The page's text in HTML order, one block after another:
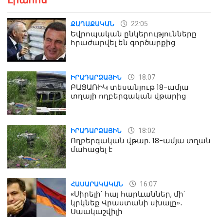
ՔԱՂԱՔԱԿԱՆ 22:05
Եվրոպական ընկերությունները
հրաժարվել են գործարքից
ԻՐԱԴԱՐՁԱՅԻՆ 18:07
ԲԱՑԱՌԻԿ տեսանյութ 18-ամյա
տղայի ողբերգական վթարից
ԻՐԱԴԱՐՁԱՅԻՆ 18:02
Ողբերգական վթար. 18-ամյա տղան
մահացել է
ՀԱՍԱՐԱԿԱԿԱՆ 16:07
«Սիրելի՛ հայ հարևաններ, մի՛
կրկնեք Վրաստանի սխալը»․
Սաակաշվիլի